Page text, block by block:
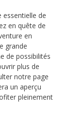
essentielle de
en quête de
en
grande
de possibilités
plus de
notre page
un aperçu
pleinement